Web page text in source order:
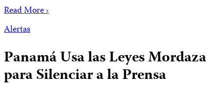
Read More ›
Alertas
Panamá Usa las Leyes Mordaza
para Silenciar a la Prensa